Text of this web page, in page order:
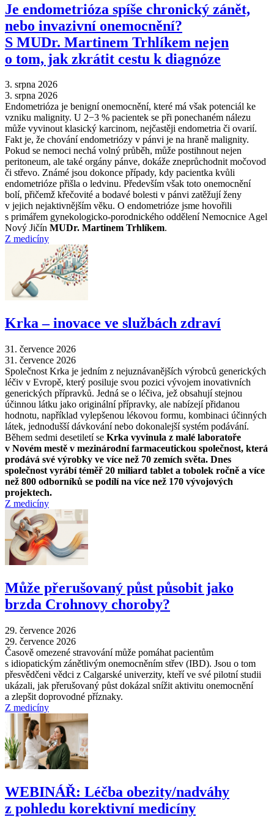
Je endometrióza spíše chronický zánět,
nebo invazivní onemocnění?
S MUDr. Martinem Trhlíkem nejen
o tom, jak zkrátit cestu k diagnóze
3. srpna 2026
3. srpna 2026
Endometrióza je benigní onemocnění, které má však potenciál ke
vzniku malignity. U 2−3 % pacientek se při ponechaném nálezu
může vyvinout klasický karcinom, nejčastěji endometria či ovarií.
Fakt je, že chování endometriózy v pánvi je na hraně malignity.
Pokud se nemoci nechá volný průběh, může postihnout nejen
peritoneum, ale také orgány pánve, dokáže zneprůchodnit močovod
či střevo. Známé jsou dokonce případy, kdy pacientka kvůli
endometrióze přišla o ledvinu. Především však toto onemocnění
bolí, přičemž křečovité a bodavé bolesti v pánvi zatěžují ženy
v jejich nejaktivnějším věku. O endometrióze jsme hovořili
s primářem gynekologicko-porodnického oddělení Nemocnice Agel
Nový Jičín MUDr. Martinem Trhlíkem.
Z medicíny
Krka –⁠ inovace ve službách zdraví
31. července 2026
31. července 2026
Společnost Krka je jedním z nejuznávanějších výrobců generických
léčiv v Evropě, který posiluje svou pozici vývojem inovativních
generických přípravků. Jedná se o léčiva, jež obsahují stejnou
účinnou látku jako originální přípravky, ale nabízejí přidanou
hodnotu, například vylepšenou lékovou formu, kombinaci účinných
látek, jednodušší dávkování nebo dokonalejší systém podávání.
Během sedmi desetiletí se Krka vyvinula z malé laboratoře
v Novém mestě v mezinárodní farmaceutickou společnost, která
prodává své výrobky ve více než 70 zemích světa. Dnes
společnost vyrábí téměř 20 miliard tablet a tobolek ročně a více
než 800 odborníků se podílí na více než 170 vývojových
projektech.
Z medicíny
Může přerušovaný půst působit jako
brzda Crohnovy choroby?
29. července 2026
29. července 2026
Časově omezené stravování může pomáhat pacientům
s idiopatickým zánětlivým onemocněním střev (IBD). Jsou o tom
přesvědčeni vědci z Calgarské univerzity, kteří ve své pilotní studii
ukázali, jak přerušovaný půst dokázal snížit aktivitu onemocnění
a zlepšit doprovodné příznaky.
Z medicíny
WEBINÁŘ: Léčba obezity/nadváhy
z pohledu korektivní medicíny